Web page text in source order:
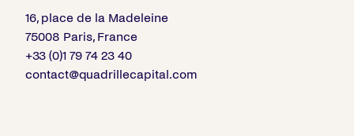
16, place de la Madeleine
75008 Paris, France
+33 (0)1 79 74 23 40
contact@quadrillecapital.com